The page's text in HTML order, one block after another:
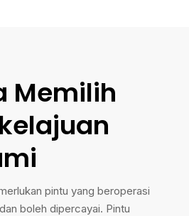
Memilih
pintu yang beroperasi
boleh dipercayai. Pintu